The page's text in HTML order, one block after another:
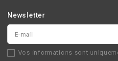
Newsletter
Vos informations sont